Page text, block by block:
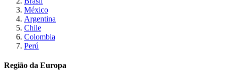
México
Argentina
Chile
Colombia
Perú
Região da Europa